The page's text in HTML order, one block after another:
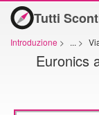
Tutti
Introduzione > ... >
Euronics